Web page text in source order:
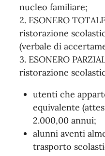
nucleo familiare;
2. ESONERO
ristorazione
(verbale di
3. ESONERO
ristorazione
utenti che
equivalente
2.000,00 annui;
alunni aventi
trasporto